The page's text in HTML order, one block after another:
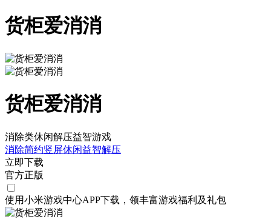
货柜爱消消
货柜爱消消
消除类休闲解压益智游戏
消除简约竖屏休闲益智解压
立即下载
官方正版
使用小米游戏中心APP下载 ，领丰富游戏福利 及礼包